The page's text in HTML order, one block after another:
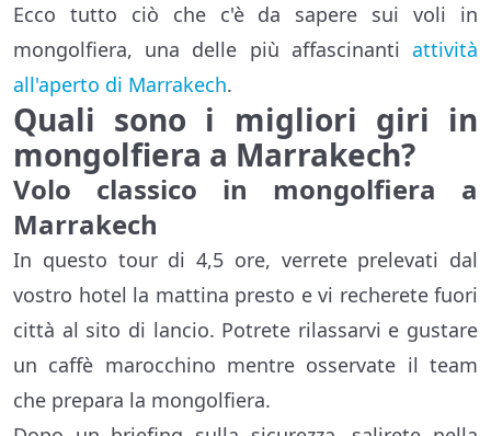
Ecco tutto ciò che c'è da sapere sui voli in
mongolfiera, una delle più affascinanti attività
all'aperto di Marrakech.
Quali sono i migliori giri in
mongolfiera a Marrakech?
Volo classico in mongolfiera a
Marrakech
In questo tour di 4,5 ore, verrete prelevati dal
vostro hotel la mattina presto e vi recherete fuori
città al sito di lancio. Potrete rilassarvi e gustare
un caffè marocchino mentre osservate il team
che prepara la mongolfiera.